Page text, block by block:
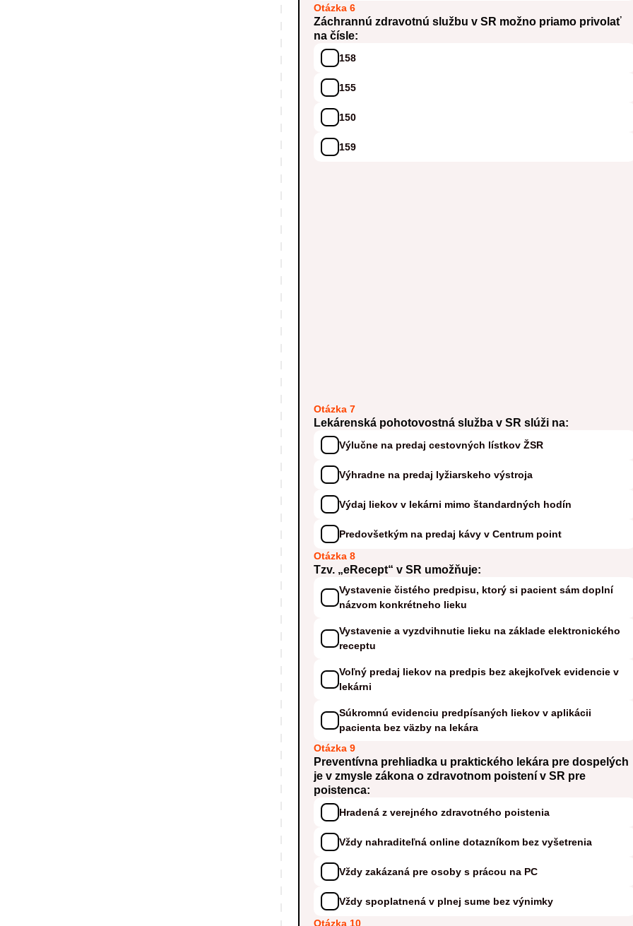
Otázka 6
Záchrannú zdravotnú službu v SR možno priamo privolať
na čísle:
158
155
150
159
Otázka 7
Lekárenská pohotovostná služba v SR slúži na:
Výlučne na predaj cestovných lístkov ŽSR
Výhradne na predaj lyžiarskeho výstroja
Výdaj liekov v lekárni mimo štandardných hodín
Predovšetkým na predaj kávy v Centrum point
Otázka 8
Tzv. „eRecept“ v SR umožňuje:
Vystavenie čistého predpisu, ktorý si pacient sám doplní
názvom konkrétneho lieku
Vystavenie a vyzdvihnutie lieku na základe elektronického
receptu
Voľný predaj liekov na predpis bez akejkoľvek evidencie v
lekárni
Súkromnú evidenciu predpísaných liekov v aplikácii
pacienta bez väzby na lekára
Otázka 9
Preventívna prehliadka u praktického lekára pre dospelých
je v zmysle zákona o zdravotnom poistení v SR pre
poistenca:
Hradená z verejného zdravotného poistenia
Vždy nahraditeľná online dotazníkom bez vyšetrenia
Vždy zakázaná pre osoby s prácou na PC
Vždy spoplatnená v plnej sume bez výnimky
Otázka 10